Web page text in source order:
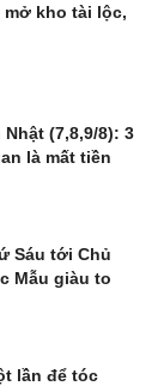
kho tài lộc,
(7,8,9/8): 3
là mất tiền
Sáu tới Chủ
Mẫu giàu to
lần để tóc